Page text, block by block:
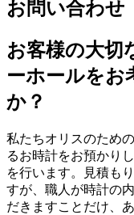
お問い合わせ
お客様の大切
ーホールをお
か？
私たちオリスのため
るお時計をお預かり
を行います。見積も
すが、職人が時計の
だきますことだけ、